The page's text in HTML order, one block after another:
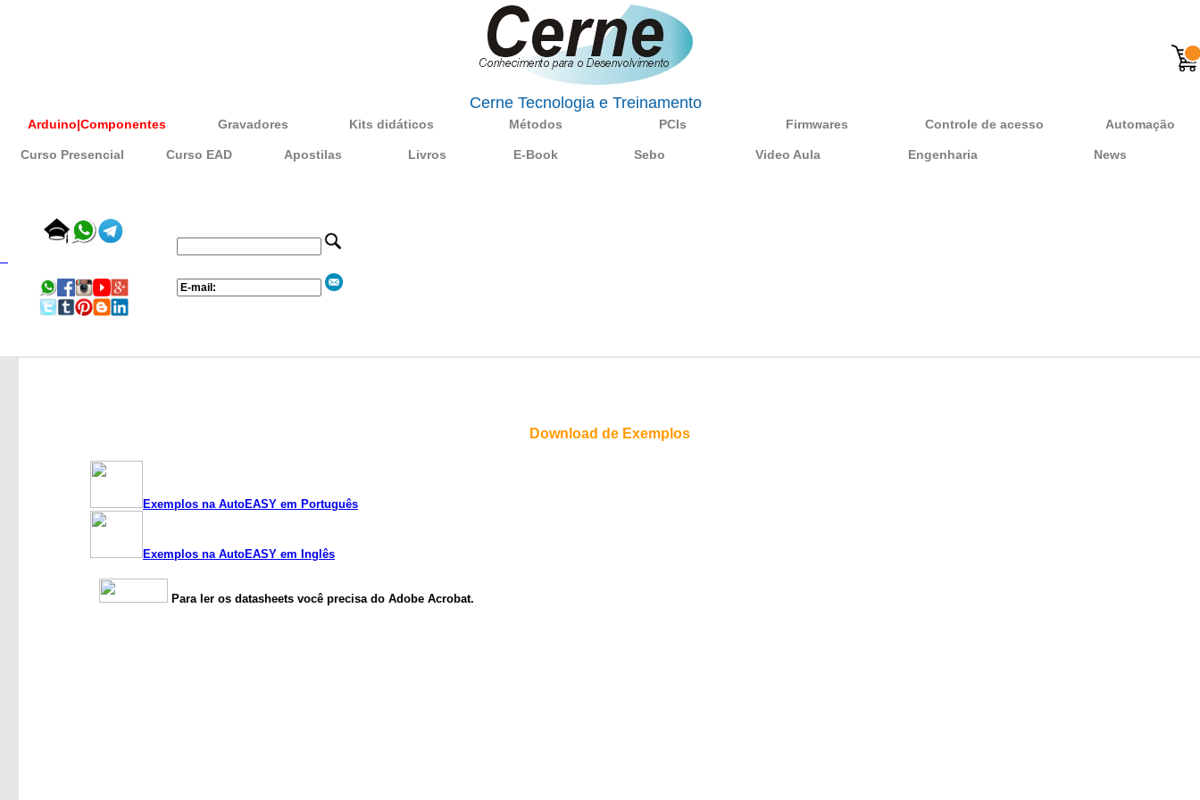
Cerne Tecnologia e Treinamento
Arduino|Componentes Gravadores Kits didáticos Métodos PCIs Firmwares Controle de acesso Automação
Curso Presencial Curso EAD Apostilas Livros E-Book Sebo Video Aula Engenharia News
Download de Exemplos
Exemplos na AutoEASY em Português
Exemplos na AutoEASY em Inglês
Para ler os datasheets você precisa do Adobe Acrobat.